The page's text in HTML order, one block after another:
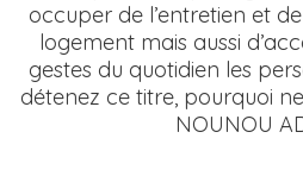
occuper de l’entretien et
logement mais aussi
gestes du quotidien les
détenez ce titre, pourquoi
NOUNOU